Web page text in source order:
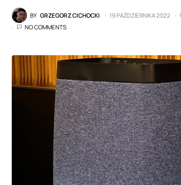
BY GRZEGORZ CICHOCKI 19 PAŹDZIERNIKA 2022
NO COMMENTS